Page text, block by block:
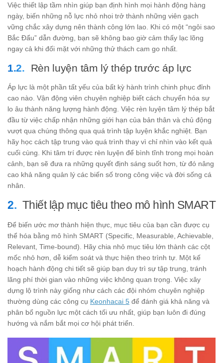
Việc thiết lập tầm nhìn giúp bạn định hình mọi hành động hàng
ngày, biến những nỗ lực nhỏ nhoi trở thành những viên gạch
vững chắc xây dựng nên thành công lớn lao. Khi có một “ngôi sao
Bắc Đẩu” dẫn đường, bạn sẽ không bao giờ cảm thấy lạc lõng
ngay cả khi đối mặt với những thử thách cam go nhất.
Rèn luyện tâm lý thép trước áp lực
Áp lực là một phần tất yếu của bất kỳ hành trình chinh phục đỉnh
cao nào. Vận động viên chuyên nghiệp biết cách chuyển hóa sự
lo âu thành năng lượng hành động. Việc rèn luyện tâm lý thép bắt
đầu từ việc chấp nhận những giới hạn của bản thân và chủ động
vượt qua chúng thông qua quá trình tập luyện khắc nghiệt. Bạn
hãy học cách tập trung vào quá trình thay vì chỉ nhìn vào kết quả
cuối cùng. Khi tâm trí được rèn luyện để bình tĩnh trong mọi hoàn
cảnh, bạn sẽ đưa ra những quyết định sáng suốt hơn, từ đó nâng
cao khả năng quản lý các biến số trong công việc và đời sống cá
nhân.
Thiết lập mục tiêu theo mô hình SMART
Để biến ước mơ thành hiện thực, mục tiêu của bạn cần được cụ
thể hóa bằng mô hình SMART (Specific, Measurable, Achievable,
Relevant, Time-bound). Hãy chia nhỏ mục tiêu lớn thành các cột
mốc nhỏ hơn, dễ kiểm soát và thực hiện theo trình tự. Một kế
hoạch hành động chi tiết sẽ giúp bạn duy trì sự tập trung, tránh
lãng phí thời gian vào những việc không quan trọng. Việc xây
dựng lộ trình này giống như cách các đội nhóm chuyên nghiệp
thường dùng các công cụ Keonhacai 5 để đánh giá khả năng và
phân bổ nguồn lực một cách tối ưu nhất, giúp bạn luôn đi đúng
hướng và nắm bắt mọi cơ hội phát triển.